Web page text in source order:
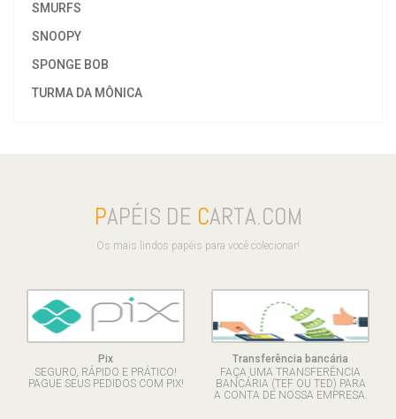
SMURFS
SNOOPY
SPONGE BOB
TURMA DA MÔNICA
PAPÉIS DE CARTA.COM
Os mais lindos papéis para você colecionar!
Pix
SEGURO, RÁPIDO E PRÁTICO!
PAGUE SEUS PEDIDOS COM PIX!
Transferência bancária
FAÇA UMA TRANSFERÊNCIA
BANCÁRIA (TEF OU TED) PARA
A CONTA DE NOSSA EMPRESA.